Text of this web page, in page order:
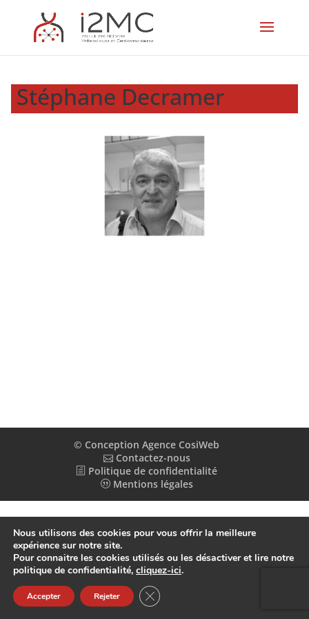
Stéphane Decramer
© Conception Agence CosiWeb
Contactez-nous
Politique de confidentialité
Mentions légales
Nous utilisons des cookies pour vous offrir la meilleure
expérience sur notre site.
Pour connaitre les cookies utilisés ou les désactiver et lire notre
politique de confidentialité, cliquez-ici.
Accepter Rejeter Fermer la bannière des cookies